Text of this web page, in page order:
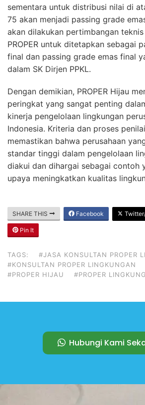
sementara untuk distribusi nilai di
75 akan menjadi passing grade
akan dilakukan pertimbangan
PROPER untuk ditetapkan sebagai
final dan passing grade emas final
dalam SK Dirjen PPKL.
Dengan demikian, PROPER Hijau
peringkat yang sangat penting
kinerja pengelolaan lingkungan
Indonesia. Kriteria dan proses
memastikan bahwa perusahaan
standar tinggi dalam pengelolaan
diakui dan dihargai sebagai contoh
upaya meningkatkan kualitas
SHARE THIS Facebook
Pin It
TAGS:
#JASA KONSULTAN PROPER
#KONSULTAN PROPER LINGKUNGAN
#PROPER HIJAU
#PROPER
Hubungi Kami